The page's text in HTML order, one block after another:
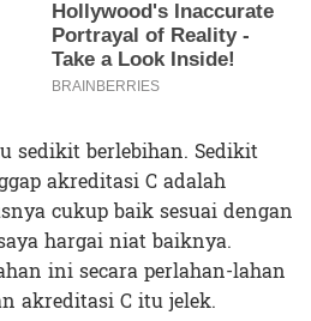
sedikit berlebihan. Sedikit
akreditasi C adalah
cukup baik sesuai dengan
hargai niat baiknya.
ini secara perlahan-lahan
akreditasi C itu jelek.